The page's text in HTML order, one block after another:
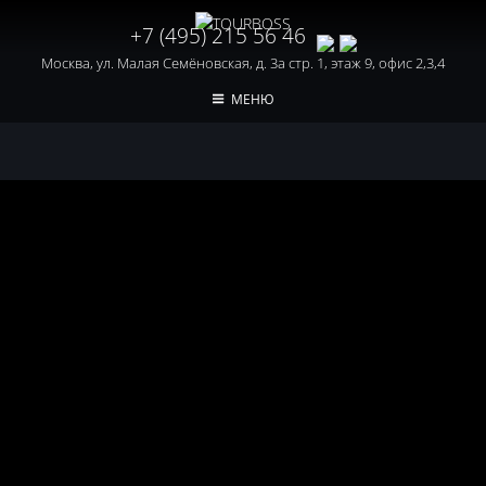
+7 (495) 215 56 46
Москва, ул. Малая Семёновская, д. 3а стр. 1, этаж 9, офис 2,3,4
МЕНЮ